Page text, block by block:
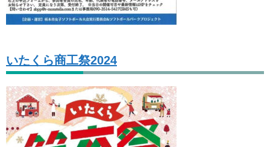
いたくら商工祭2024